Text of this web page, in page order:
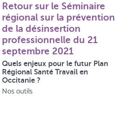
Retour sur le Séminaire
régional sur la prévention
de la désinsertion
professionnelle du 21
septembre 2021
Quels enjeux pour le futur Plan
Régional Santé Travail en
Occitanie ?
Nos outils